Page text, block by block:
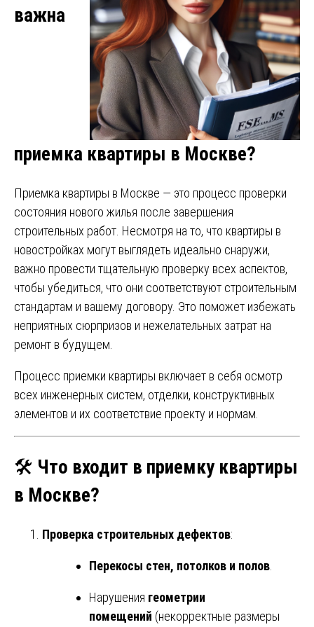
важна
приемка квартиры в Москве?
Приемка квартиры в Москве — это процесс проверки
состояния нового жилья после завершения
строительных работ. Несмотря на то, что квартиры в
новостройках могут выглядеть идеально снаружи,
важно провести тщательную проверку всех аспектов,
чтобы убедиться, что они соответствуют строительным
стандартам и вашему договору. Это поможет избежать
неприятных сюрпризов и нежелательных затрат на
ремонт в будущем.
Процесс приемки квартиры включает в себя осмотр
всех инженерных систем, отделки, конструктивных
элементов и их соответствие проекту и нормам.
🛠️ Что входит в приемку квартиры
в Москве?
Проверка строительных дефектов:
Перекосы стен, потолков и полов
Нарушения геометрии
помещений (некорректные размеры